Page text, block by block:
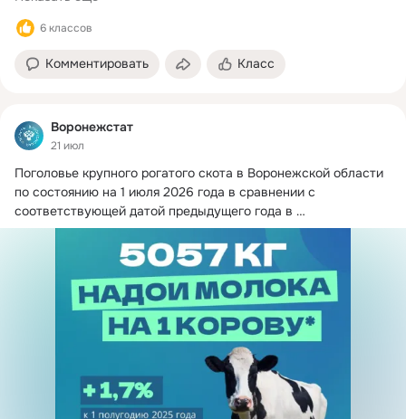
6 классов
Комментировать Класс
Воронежстат
21 июл
Поголовье крупного рогатого скота в Воронежской области
по состоянию на 1 июля 2026 года в сравнении с
соответствующей датой предыдущего года в
сельскохозяйственных организациях области увеличилось